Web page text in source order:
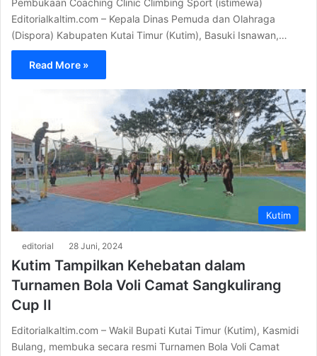
Pembukaan Coaching Clinic Climbing Sport (istimewa)
Editorialkaltim.com – Kepala Dinas Pemuda dan Olahraga
(Dispora) Kabupaten Kutai Timur (Kutim), Basuki Isnawan,…
Read More »
Kutim
editorial 28 Juni, 2024
Kutim Tampilkan Kehebatan dalam
Turnamen Bola Voli Camat Sangkulirang
Cup II
Editorialkaltim.com – Wakil Bupati Kutai Timur (Kutim), Kasmidi
Bulang, membuka secara resmi Turnamen Bola Voli Camat